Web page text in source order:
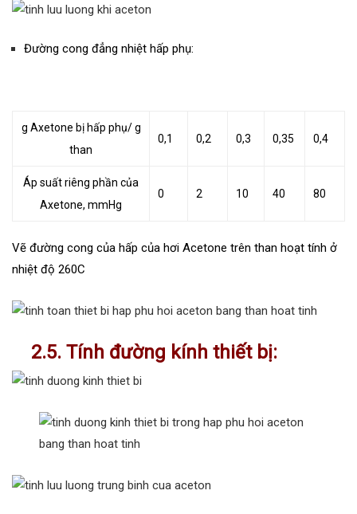
Đường cong đẳng nhiệt hấp phụ:
g Axetone bị hấp phụ/ g
than
0,1 0,2 0,3 0,35 0,4
Áp suất riêng phần của
Axetone, mmHg
0 2 10 40 80
Vẽ đường cong của hấp của hơi Acetone trên than hoạt tính ở
nhiệt độ 260C
2.5. Tính đường kính thiết bị: